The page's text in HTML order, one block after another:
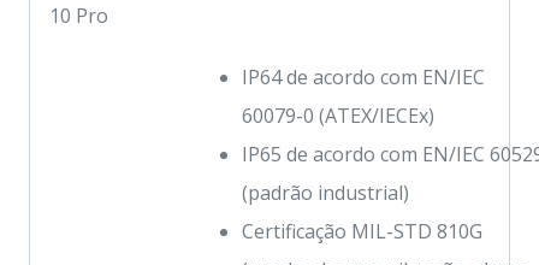
10 Pro
IP64 de acordo com EN/IEC
60079-0 (ATEX/IECEx)
IP65 de acordo com EN/IEC
(padrão industrial)
Certificação MIL-STD 810G